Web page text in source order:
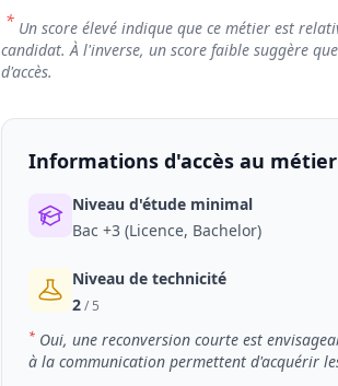
* Un score élevé indique que ce métier est
candidat. À l'inverse, un score faible suggère
d'accès.
Informations d'accès au métier
Niveau d'étude minimal
Bac +3 (Licence, Bachelor)
Niveau de technicité
2/ 5
* Oui, une reconversion courte est
à la communication permettent d'acquérir